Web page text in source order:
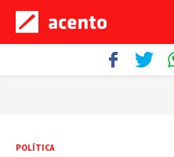
POLÍTICA